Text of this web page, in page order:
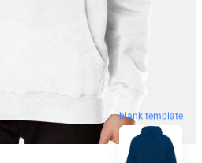
blank template